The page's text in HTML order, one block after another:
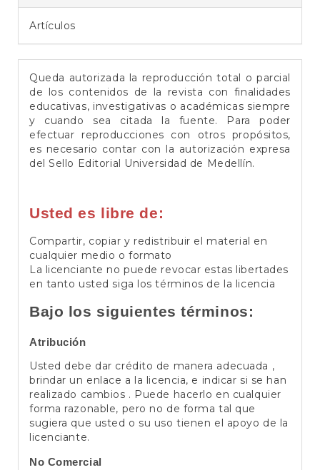
Artículos
Queda autorizada la reproducción total o parcial
de los contenidos de la revista con finalidades
educativas, investigativas o académicas siempre
y cuando sea citada la fuente. Para poder
efectuar reproducciones con otros propósitos,
es necesario contar con la autorización expresa
del Sello Editorial Universidad de Medellín.
Usted es libre de:
Compartir, copiar y redistribuir el material en
cualquier medio o formato
La licenciante no puede revocar estas libertades
en tanto usted siga los términos de la licencia
Bajo los siguientes términos:
Atribución
Usted debe dar crédito de manera adecuada ,
brindar un enlace a la licencia, e indicar si se han
realizado cambios . Puede hacerlo en cualquier
forma razonable, pero no de forma tal que
sugiera que usted o su uso tienen el apoyo de la
licenciante.
No Comercial